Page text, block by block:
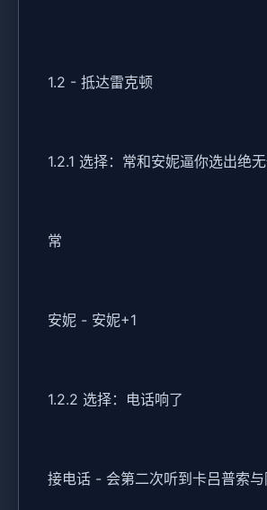
1.2 - 抵达雷克顿
1.2.1 选择：常和安妮逼你选出绝
常
安妮 - 安妮+1
1.2.2 选择：电话响了
接电话 - 会第二次听到卡吕普索